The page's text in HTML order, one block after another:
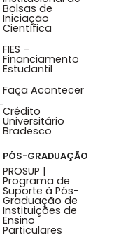
Bolsas de
Iniciação
Científica
FIES –
Financiamento
Estudantil
Faça Acontecer
Crédito
Universitário
Bradesco
PÓS-GRADUAÇÃO
PROSUP |
Programa de
Suporte à Pós-
Graduação de
Instituições de
Ensino
Particulares